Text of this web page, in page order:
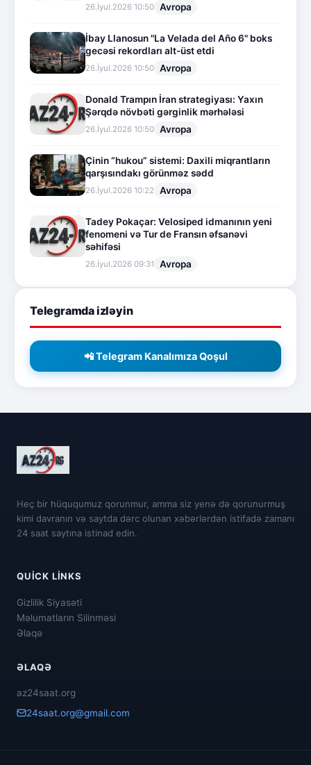
26.İyul.2026 10:50 Avropa
İbay Llanosun "La Velada del Año 6" boks
gecəsi rekordları alt-üst etdi
26.İyul.2026 10:50 Avropa
Donald Trampın İran strategiyası: Yaxın
Şərqdə növbəti gərginlik mərhələsi
26.İyul.2026 10:50 Avropa
Çinin “hukou” sistemi: Daxili miqrantların
qarşısındakı görünməz sədd
26.İyul.2026 10:22 Avropa
Tadey Pokaçar: Velosiped idmanının yeni
fenomeni və Tur de Fransın əfsanəvi
səhifəsi
26.İyul.2026 09:31 Avropa
Telegramda izləyin
📲 Telegram Kanalımıza Qoşul
Heç bir hüququmuz qorunmur, amma siz yenə də qorunurmuş
kimi davranın və saytda dərc olunan xəbərlərdən istifadə zamanı
24 saat saytına istinad edin.
QUICK LINKS
Gizlilik Siyasəti
Məlumatların Silinməsi
Əlaqə
ƏLAQƏ
az24saat.org
24saat.org@gmail.com